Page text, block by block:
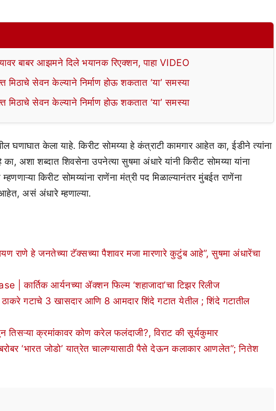
बाबर आझमने दिले भयानक रिएक्शन, पाहा VIDEO
सेवन केल्याने निर्माण होऊ शकतात ‘या’ समस्या
सेवन केल्याने निर्माण होऊ शकतात ‘या’ समस्या
घणाघात केला याहे. किरीट सोमय्या हे कंत्राटी कामगार आहेत का, ईडीने त्यांना
अशा शब्दात शिवसेना उपनेत्या सुषमा अंधारे यांनी किरीट सोमय्या यांना
किरीट सोमय्यांना राणेंना मंत्री पद मिळाल्यानंतर मुंबईत राणेंना
असं अंधारे म्हणाल्या.
राणे हे जनतेच्या टॅक्सच्या पैशावर मजा मारणारे कुटुंब आहे”, सुषमा अंधारेंचा
कार्तिक आर्यनच्या ॲक्शन फिल्म ‘शहाजादा’चा टिझर रिलीज
गटाचे 3 खासदार आणि 8 आमदार शिंदे गटात येतील ; शिंदे गटातील
क्रमांकावर कोण करेल फलंदाजी?, विराट की सूर्यकुमार
‘भारत जोडो’ यात्रेत चालण्यासाठी पैसे देऊन कलाकार आणलेत”; नितेश